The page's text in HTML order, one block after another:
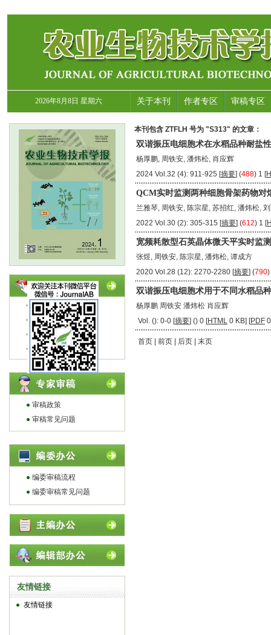
2026年8月8日 星期六 关于本刊 作者专区 审稿专区
投稿指南
编写指南
论文模板
作者常见问题
审稿政策
审稿常见问题
编委审稿流程
编委审稿常见问题
友情链接
友情链接
本刊包含 ZTFLH 号为 "S313" 的文章：
双谐振压电细胞术在水稻品种耐盐
杨厚鹏, 周铁安, 潘炜松, 肖应辉
2024 Vol.32 (4): 911-925 [摘要] (488) 1 [
QCM实时监测两种细胞骨架药物对
兰雅琴, 周铁安, 陈宗星, 苏招红, 潘炜松,
2022 Vol.30 (2): 305-315 [摘要] (612) 1 [
宽频耗散型石英晶体微天平实时监
张煜, 周铁安, 陈宗星, 潘炜松, 谭成方
2020 Vol.28 (12): 2270-2280 [摘要] (790)
双谐振压电细胞术用于不同水稻品
杨厚鹏 周铁安 潘炜松 肖应辉
Vol. (): 0-0 [摘要] () 0 [HTML 0 KB] [PDF
首页 | 前页 | 后页 | 末页